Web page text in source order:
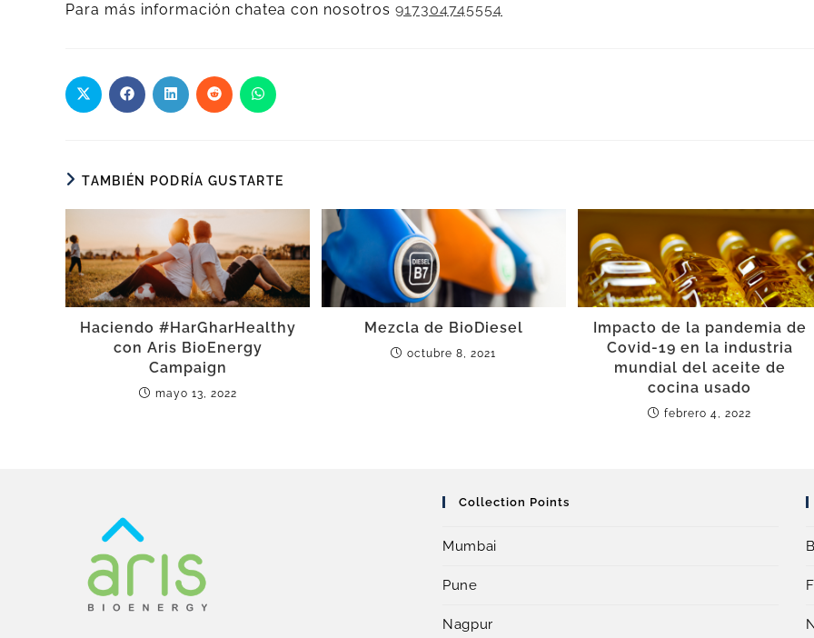
Para más información chatea con nosotros 917304745554
TAMBIÉN PODRÍA GUSTARTE
Haciendo #HarGharHealthy
con Aris BioEnergy
Campaign
mayo 13, 2022
Mezcla de BioDiesel
octubre 8, 2021
Impacto de la pandemia de
Covid-19 en la industria
mundial del aceite de
cocina usado
febrero 4, 2022
Collection Points
Mumbai
Pune
Nagpur